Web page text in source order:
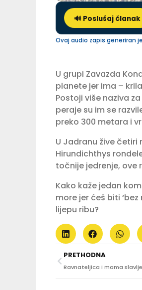
🔊 Poslušaj članak
Ovaj audio zapis generiran
U grupi Zavazda
planete jer ima –
Postoji više naziva
peraje su im se
preko 300 metara i
U Jadranu žive četiri
Hirundichthys
točnije jedrenje, ove
Kako kaže jedan
more jer ćeš biti
lijepu ribu?
PRETHODNA